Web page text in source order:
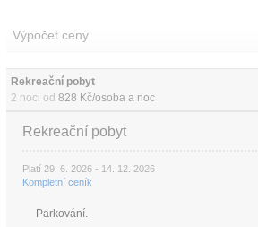
Výpočet ceny
Rekreační pobyt
2 noci od 828 Kč/osoba a noc
Rekreační pobyt
Platí 29. 6. 2026 - 14. 12. 2026
Kompletní ceník
Parkování.